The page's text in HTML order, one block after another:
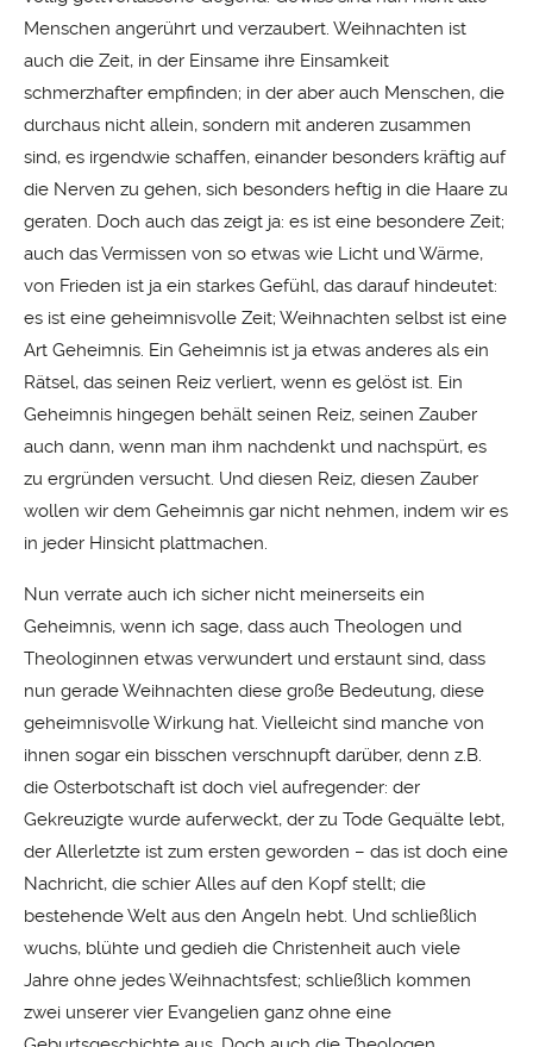
Menschen angerührt und verzaubert. Weihnachten ist
auch die Zeit, in der Einsame ihre Einsamkeit
schmerzhafter empfinden; in der aber auch Menschen, die
durchaus nicht allein, sondern mit anderen zusammen
sind, es irgendwie schaffen, einander besonders kräftig auf
die Nerven zu gehen, sich besonders heftig in die Haare zu
geraten. Doch auch das zeigt ja: es ist eine besondere Zeit;
auch das Vermissen von so etwas wie Licht und Wärme,
von Frieden ist ja ein starkes Gefühl, das darauf hindeutet:
es ist eine geheimnisvolle Zeit; Weihnachten selbst ist eine
Art Geheimnis. Ein Geheimnis ist ja etwas anderes als ein
Rätsel, das seinen Reiz verliert, wenn es gelöst ist. Ein
Geheimnis hingegen behält seinen Reiz, seinen Zauber
auch dann, wenn man ihm nachdenkt und nachspürt, es
zu ergründen versucht. Und diesen Reiz, diesen Zauber
wollen wir dem Geheimnis gar nicht nehmen, indem wir es
in jeder Hinsicht plattmachen.
Nun verrate auch ich sicher nicht meinerseits ein
Geheimnis, wenn ich sage, dass auch Theologen und
Theologinnen etwas verwundert und erstaunt sind, dass
nun gerade Weihnachten diese große Bedeutung, diese
geheimnisvolle Wirkung hat. Vielleicht sind manche von
ihnen sogar ein bisschen verschnupft darüber, denn z.B.
die Osterbotschaft ist doch viel aufregender: der
Gekreuzigte wurde auferweckt, der zu Tode Gequälte lebt,
der Allerletzte ist zum ersten geworden – das ist doch eine
Nachricht, die schier Alles auf den Kopf stellt; die
bestehende Welt aus den Angeln hebt. Und schließlich
wuchs, blühte und gedieh die Christenheit auch viele
Jahre ohne jedes Weihnachtsfest; schließlich kommen
zwei unserer vier Evangelien ganz ohne eine